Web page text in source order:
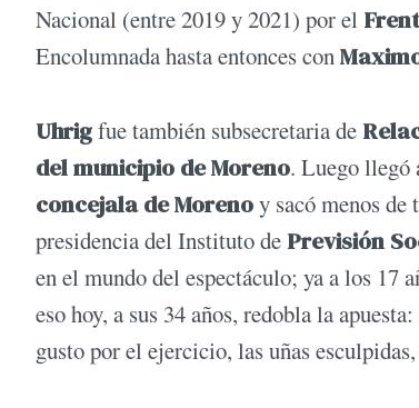
Nacional (entre 2019 y 2021) por el
Encolumnada hasta entonces con
Uhrigfue también subsecretaria de
del municipio de Moreno. Luego llegó
concejala de Morenoy sacó menos de
presidencia del Instituto de Previsión
en el mundo del espectáculo; ya a los 17
eso hoy, a sus 34 años, redobla la
gusto por el ejercicio, las uñas